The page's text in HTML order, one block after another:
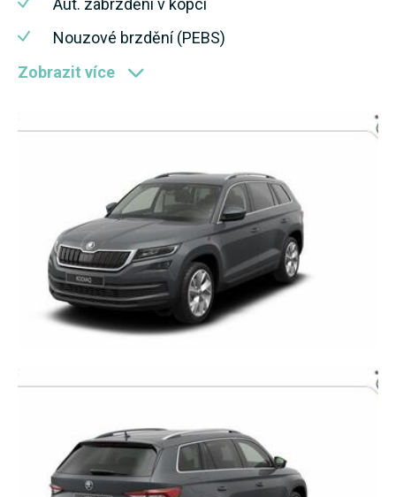
Nouzové brzdění (PEBS)
Zobrazit více